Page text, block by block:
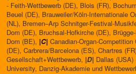
- Feith-Wettbewerb (DE), Blois (FR),
Beuel (DE), Brauweiler/Köln-Internationale
(NL), Bremen–Arp Schnitger-Festival-
Dom (DE), Bruchsal-Hofkirche (DE),
Dom (BE), |C| Canadian-Organ-
(DE), Carbrera/Barcelona (ES), Chartres
Gesellschaft+Wettbewerb, |D| Dallas
University, Danzig-Akademie und